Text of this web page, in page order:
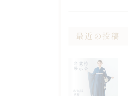
最近の投稿